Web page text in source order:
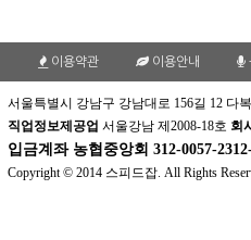
이용약관 이용안내
서울특별시 강남구 강남대로 156길 12 다
직업정보제공업 서울강남 제2008-18호 회
입금계좌 농협중앙회 312-0057-
Copyright © 2014 스피드잡. All Rights